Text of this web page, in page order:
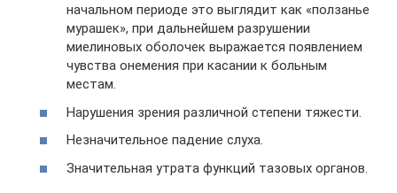
начальном периоде это выглядит как «ползанье
мурашек», при дальнейшем разрушении
миелиновых оболочек выражается появлением
чувства онемения при касании к больным
местам.
Нарушения зрения различной степени тяжести.
Незначительное падение слуха.
Значительная утрата функций тазовых органов.